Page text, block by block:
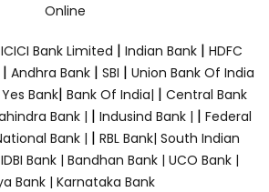
Online
ICICI Bank Limited | Indian Bank | HDFC
| Andhra Bank| SBI | Union Bank Of India
Yes Bank| Bank Of India| | Central Bank
Bank | | Indusind Bank | | Federal
Bank | | RBL Bank| South Indian
IDBI Bank | Bandhan Bank | UCO Bank |
Bank | Karnataka Bank